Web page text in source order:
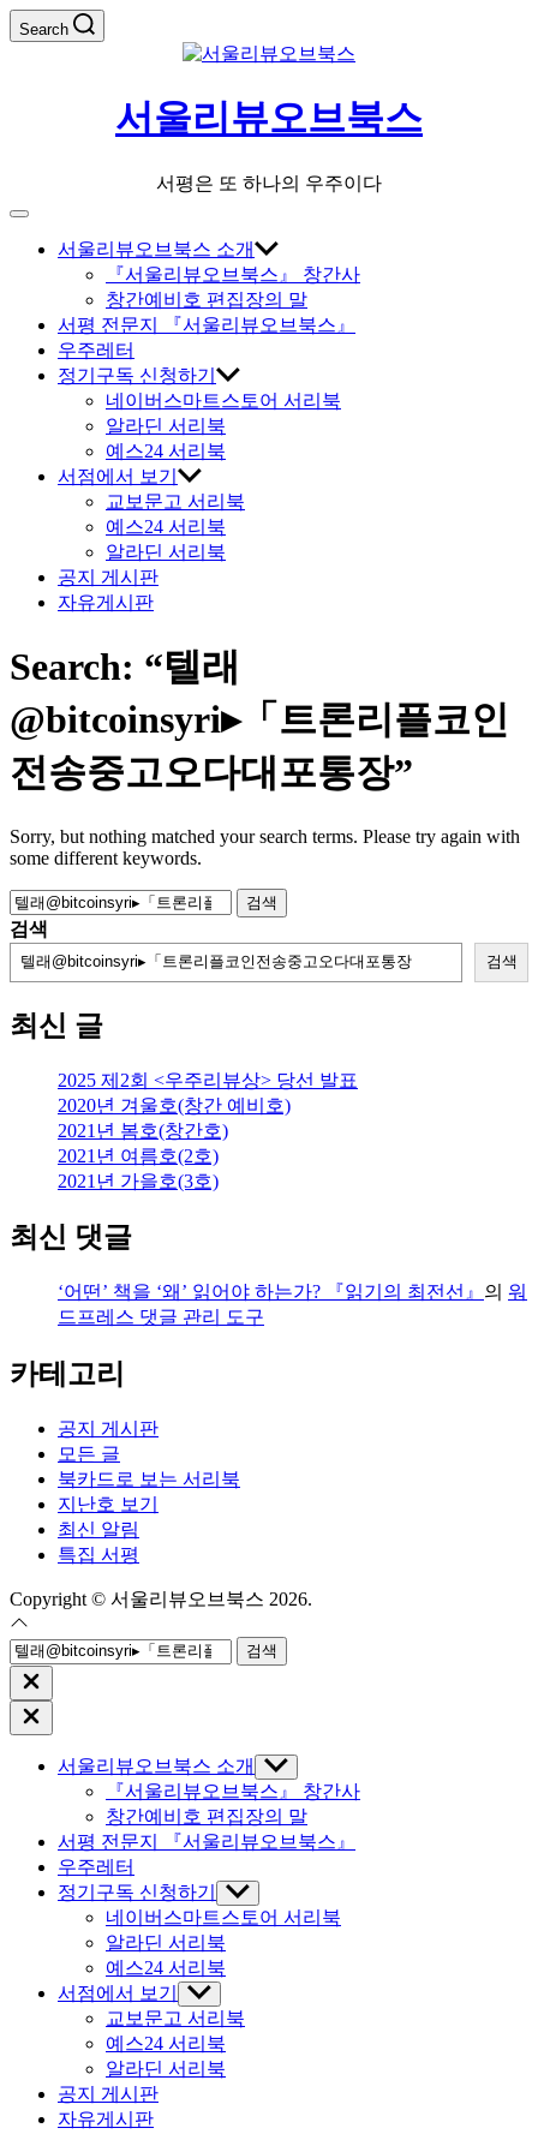
Skip
to
Search
서울리뷰오브북스
서평은 또 하나의 우주이다
Off
Canvas서울리뷰오브북스 소개
『서울리뷰오브북스』 창간사
창간예비호 편집장의 말
서평 전문지 『서울리뷰오브북스』
우주레터
정기구독 신청하기
네이버스마트스토어 서리북
알라딘 서리북
예스24 서리북
서점에서 보기
교보문고 서리북
예스24 서리북
알라딘 서리북
공지 게시판
자유게시판
Search: “텔래
@bitcoinsyri▸「트론리플코인
전송중고오다대포통장”
Sorry, but nothing matched your search terms. Please try again with
some different keywords.
검
색:
검색
검색
최신 글
2025 제2회 <우주리뷰상> 당선 발표
2020년 겨울호(창간 예비호)
2021년 봄호(창간호)
2021년 여름호(2호)
2021년 가을호(3호)
최신 댓글
‘어떤’ 책을 ‘왜’ 읽어야 하는가? 『읽기의 최전선』 의 워
드프레스 댓글 관리 도구
카테고리
공지 게시판
모든 글
북카드로 보는 서리북
지난호 보기
최신 알림
특집 서평
Copyright © 서울리뷰오브북스 2026.
검
색:Close
search
Close
Off
서울리뷰오브북스 소개
Show
sub
menu
『서울리뷰오브북스』 창간사
창간예비호 편집장의 말
서평 전문지 『서울리뷰오브북스』
우주레터
정기구독 신청하기
Show
sub
menu
네이버스마트스토어 서리북
알라딘 서리북
예스24 서리북
서점에서 보기
Show
sub
menu
교보문고 서리북
예스24 서리북
알라딘 서리북
공지 게시판
자유게시판